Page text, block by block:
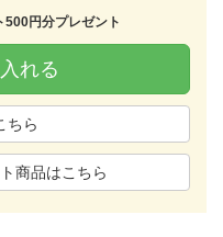
500円分プレゼント
れる
ちら
商品はこちら